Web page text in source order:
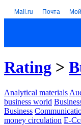
Mail.ru Почта
Rating >
Analytical materials
business world
Business
money circulation E-